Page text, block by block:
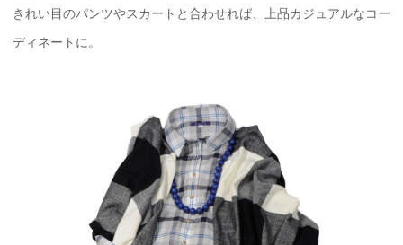
きれい目のパンツやスカートと合わせれば、上品カジュアルなコー
ディネートに。